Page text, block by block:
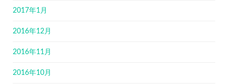
2017年1月
2016年12月
2016年11月
2016年10月